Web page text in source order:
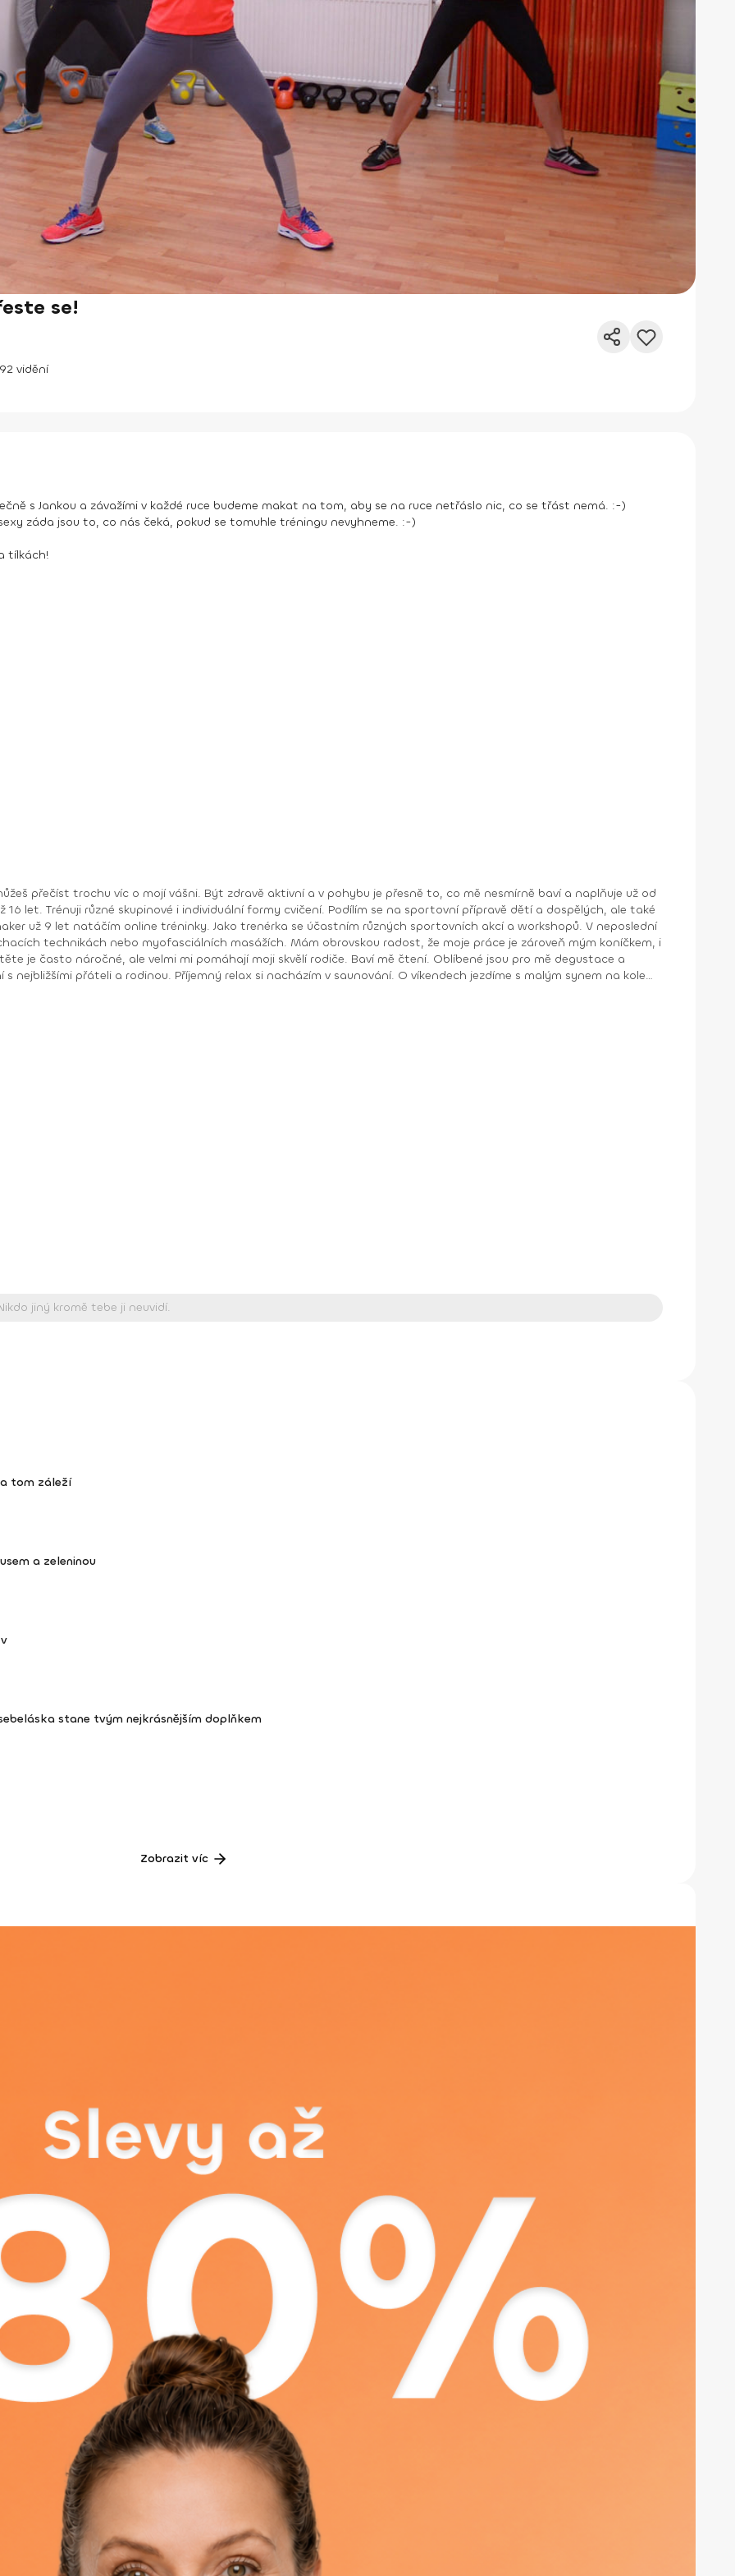
se!
92 vidění
s Jankou a závažími v každé ruce budeme makat na tom, aby se na ruce netřáslo nic, co se třást nemá. :-)
záda jsou to, co nás čeká, pokud se tomuhle tréningu nevyhneme. :-)
tílkách!
let. Trénuji různé skupinové i individuální formy cvičení. Podílím se na sportovní přípravě dětí a dospělých, ale také
masážích. Mám obrovskou radost, že moje práce je zároveň mým koníčkem, i
je často náročné, ale velmi mi pomáhají moji skvělí rodiče. Baví mě čtení. Oblíbené jsou pro mě degustace a
v saunování. O víkendech jezdíme s malým synem na kole
jsem celá já. Sportovně založená mamina a aktivní žena, která miluje svou rodinu a trochu šílený život, jaký má.
a byla jsem velká trémistka. Dosažené vzdělání: certifikovaná instruktorka aerobiku
tom záleží
a zeleninou
stane tvým nejkrásnějším doplňkem
Zobrazit víc